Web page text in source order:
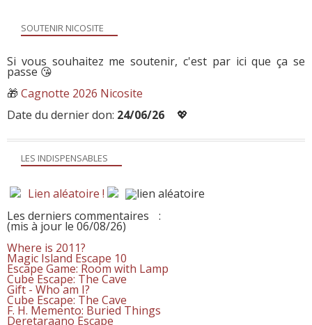
LES INDISPENSABLES
Lien aléatoire !
Les derniers commentaires
:
(mis à jour le 06/08/26)
Where is 2011?
Magic Island Escape 10
Escape Game: Room with Lamp
Cube Escape: The Cave
Gift - Who am I?
Cube Escape: The Cave
F. H. Memento: Buried Things
Deretaraano Escape
SOUTENIR NICOSITE
Si vous souhaitez me soutenir, c'est par ici que ça se
passe 😘
🎁 Cagnotte 2026 Nicosite
Date du dernier don: 24/06/26 💖